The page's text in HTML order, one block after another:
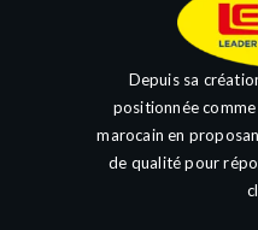
Depuis sa
positionnée
marocain en
de qualité pour